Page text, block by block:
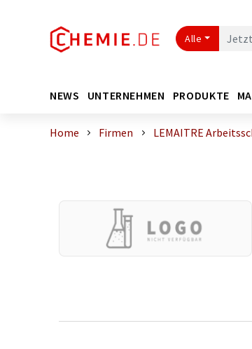
Alle
NEWS UNTERNEHMEN PRODUKTE
Home Firmen LEMAITRE